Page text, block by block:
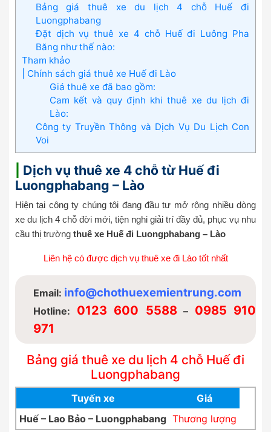
Bảng giá thuê xe du lịch 4 chỗ Huế đi
Luongphabang
Đặt dịch vụ thuê xe 4 chỗ Huế đi Luông Pha
Băng như thế nào:
Tham khảo
| Chính sách giá thuê xe Huế đi Lào
Giá thuê xe đã bao gồm:
Cam kết và quy định khi thuê xe du lịch đi
Lào:
Công ty Truyền Thông và Dịch Vụ Du Lịch Con
Voi
Dịch vụ thuê xe 4 chỗ từ Huế đi
Luongphabang – Lào
Hiện tại công ty chúng tôi đang đầu tư mở rộng nhiều dòng
xe du lịch 4 chỗ đời mới, tiện nghi giải trí đầy đủ, phục vụ nhu
cầu thị trường thuê xe Huế đi Luongphabang – Lào
Liên hệ có được dịch vụ thuê xe đi Lào tốt nhất
Email: info@chothuexemientrung.com
Hotline: 0123 600 5588– 0985 910
971
Bảng giá thuê xe du lịch 4 chỗ Huế đi
Luongphabang
Tuyến xe
Giá
Huế – Lao Bảo – Luongphabang Thương lượng